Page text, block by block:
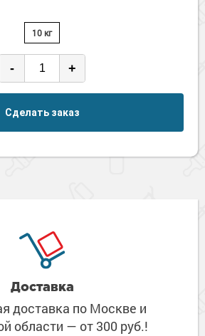
для металла
для фасада
10 кг
- +
Сделать заказ
Доставка
доставка по Москве и
области — от 300 руб.!